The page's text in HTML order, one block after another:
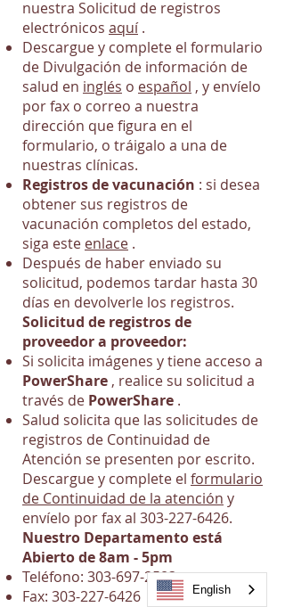
nuestra Solicitud de registros
electrónicos aquí.
Descargue y complete el formulario
de Divulgación de información de
salud en inglés o español , y envíelo
por fax o correo a nuestra
dirección que figura en el
formulario, o tráigalo a una de
nuestras clínicas.
Registros de vacunación : si desea
obtener sus registros de
vacunación completos del estado,
siga este enlace .
Después de haber enviado su
solicitud, podemos tardar hasta 30
días en devolverle los registros.
Solicitud de registros de
proveedor a proveedor:
Si solicita imágenes y tiene acceso a
PowerShare , realice su solicitud a
través de PowerShare .
Salud solicita que las solicitudes de
registros de Continuidad de
Atención se presenten por escrito.
Descargue y complete el formulario
de Continuidad de la atención y
envíelo por fax al 303-227-6426.
Nuestro Departamento está
Abierto de 8am - 5pm
Teléfono: 303-697-2583
Fax: 303-227-6426 English